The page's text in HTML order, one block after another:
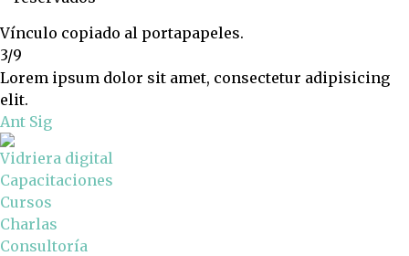
Vínculo copiado al portapapeles.
3/9
Lorem ipsum dolor sit amet, consectetur adipisicing
elit.
Ant Sig
Vidriera digital
Capacitaciones
Cursos
Charlas
Consultoría